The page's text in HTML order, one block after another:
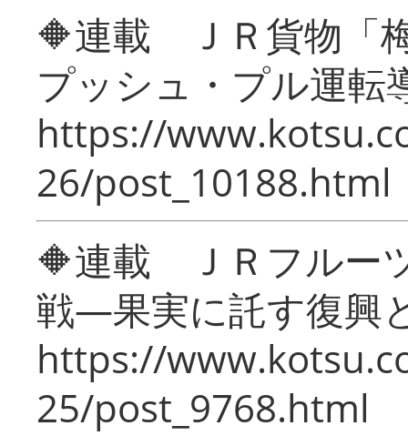
🔶連載 ＪＲ貨物「
プッシュ・プル運転
https://
26/post_10188.html
🔶連載 ＪＲフルー
戦―果実に託す復興
https://
25/post_9768.html